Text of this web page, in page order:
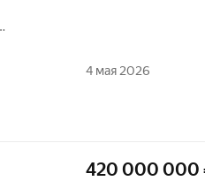
4 мая 2026
420 000 000